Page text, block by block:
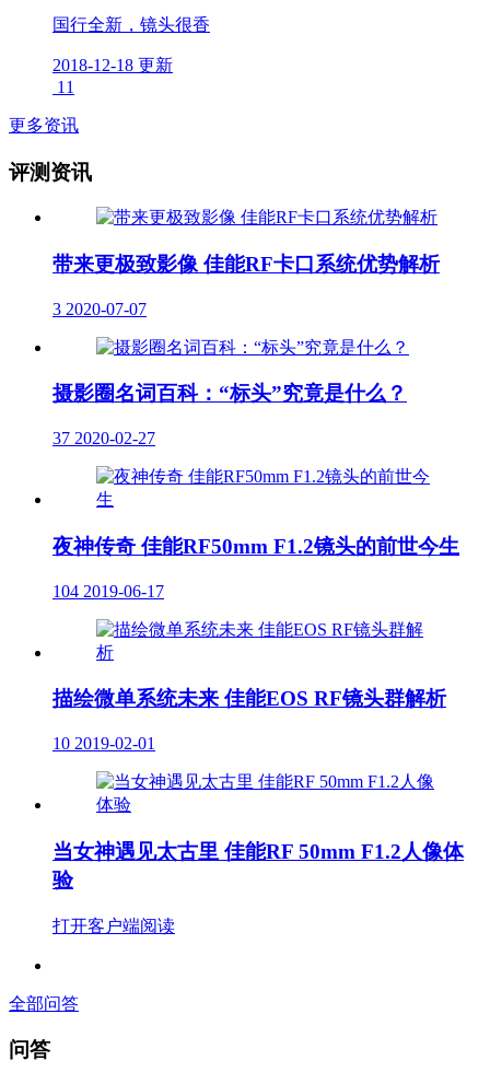
国行全新，镜头很香
2018-12-18 更新
11
更多资讯
评测资讯
带来更极致影像 佳能RF卡口系统优势解析
3 2020-07-07
摄影圈名词百科：“标头”究竟是什么？
37 2020-02-27
夜神传奇 佳能RF50mm F1.2镜头的前世今生
104 2019-06-17
描绘微单系统未来 佳能EOS RF镜头群解析
10 2019-02-01
当女神遇见太古里 佳能RF 50mm F1.2人像体
验
打开客户端阅读
全部问答
问答